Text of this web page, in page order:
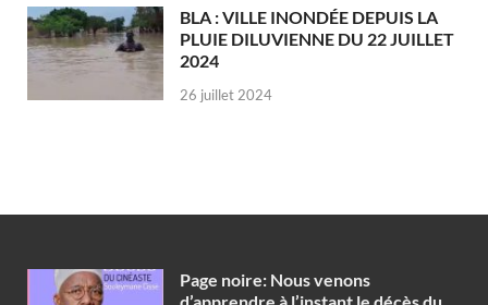
BLA : VILLE INONDÉE DEPUIS LA
PLUIE DILUVIENNE DU 22 JUILLET
2024
26 juillet 2024
Page noire: Nous venons